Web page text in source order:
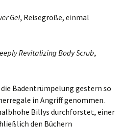
Gel, Reisegröße, einmal
Revitalizing Body Scrub,
Badentrümpelung gestern so
in Angriff genommen.
Billys durchforstet, einer
den Büchern